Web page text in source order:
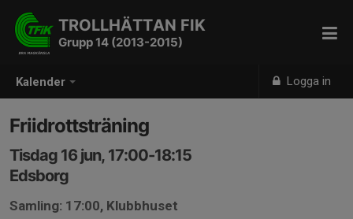
Kalender Logga in
TROLLHÄTTAN FIK
Grupp 14 (2013-2015)
Friidrottsträning
Tisdag 16 jun, 17:00-18:15
Edsborg
Samling: 17:00, Klubbhuset